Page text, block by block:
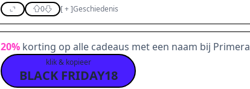
0 [+]Geschiedenis
20% korting op alle cadeaus met een naam bij Primera
klik & kopieer
BLACK FRIDAY18